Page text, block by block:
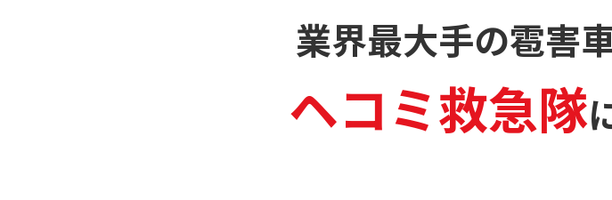
業界最大手の雹害
ヘコミ救急隊